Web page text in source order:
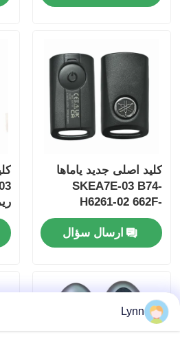
محصولات
37182-A7 فقط کنترل
کلید اصلی جدید یاماها
SKEA7E-03 B74-
H6261-02 662F-
SKEA7D03
ارسال سؤال
Lynn